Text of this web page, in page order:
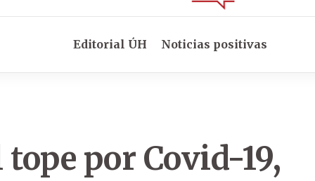
Editorial ÚH Noticias positivas
por Covid-19,